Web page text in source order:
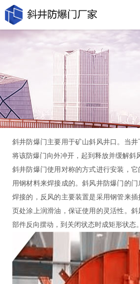
斜井防爆门主要用于矿山斜风井口。当
将该防爆门向外冲开，起到释放并缓解斜
斜井防爆门使用对称的方式进行安装，
用钢材料来焊接成的。斜风井防爆门的
焊接的，反风的主要装置是采用钢管来
页处涂上润滑油，保证使用的灵活性。
部件反向摆动，到关闭状态时成矩形状态。